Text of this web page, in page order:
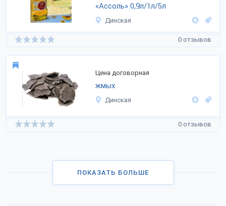
«Ассоль» 0,9л/1л/5л
Динская
0 отзывов
Цена договорная
жмых
Динская
0 отзывов
ПОКАЗАТЬ БОЛЬШЕ